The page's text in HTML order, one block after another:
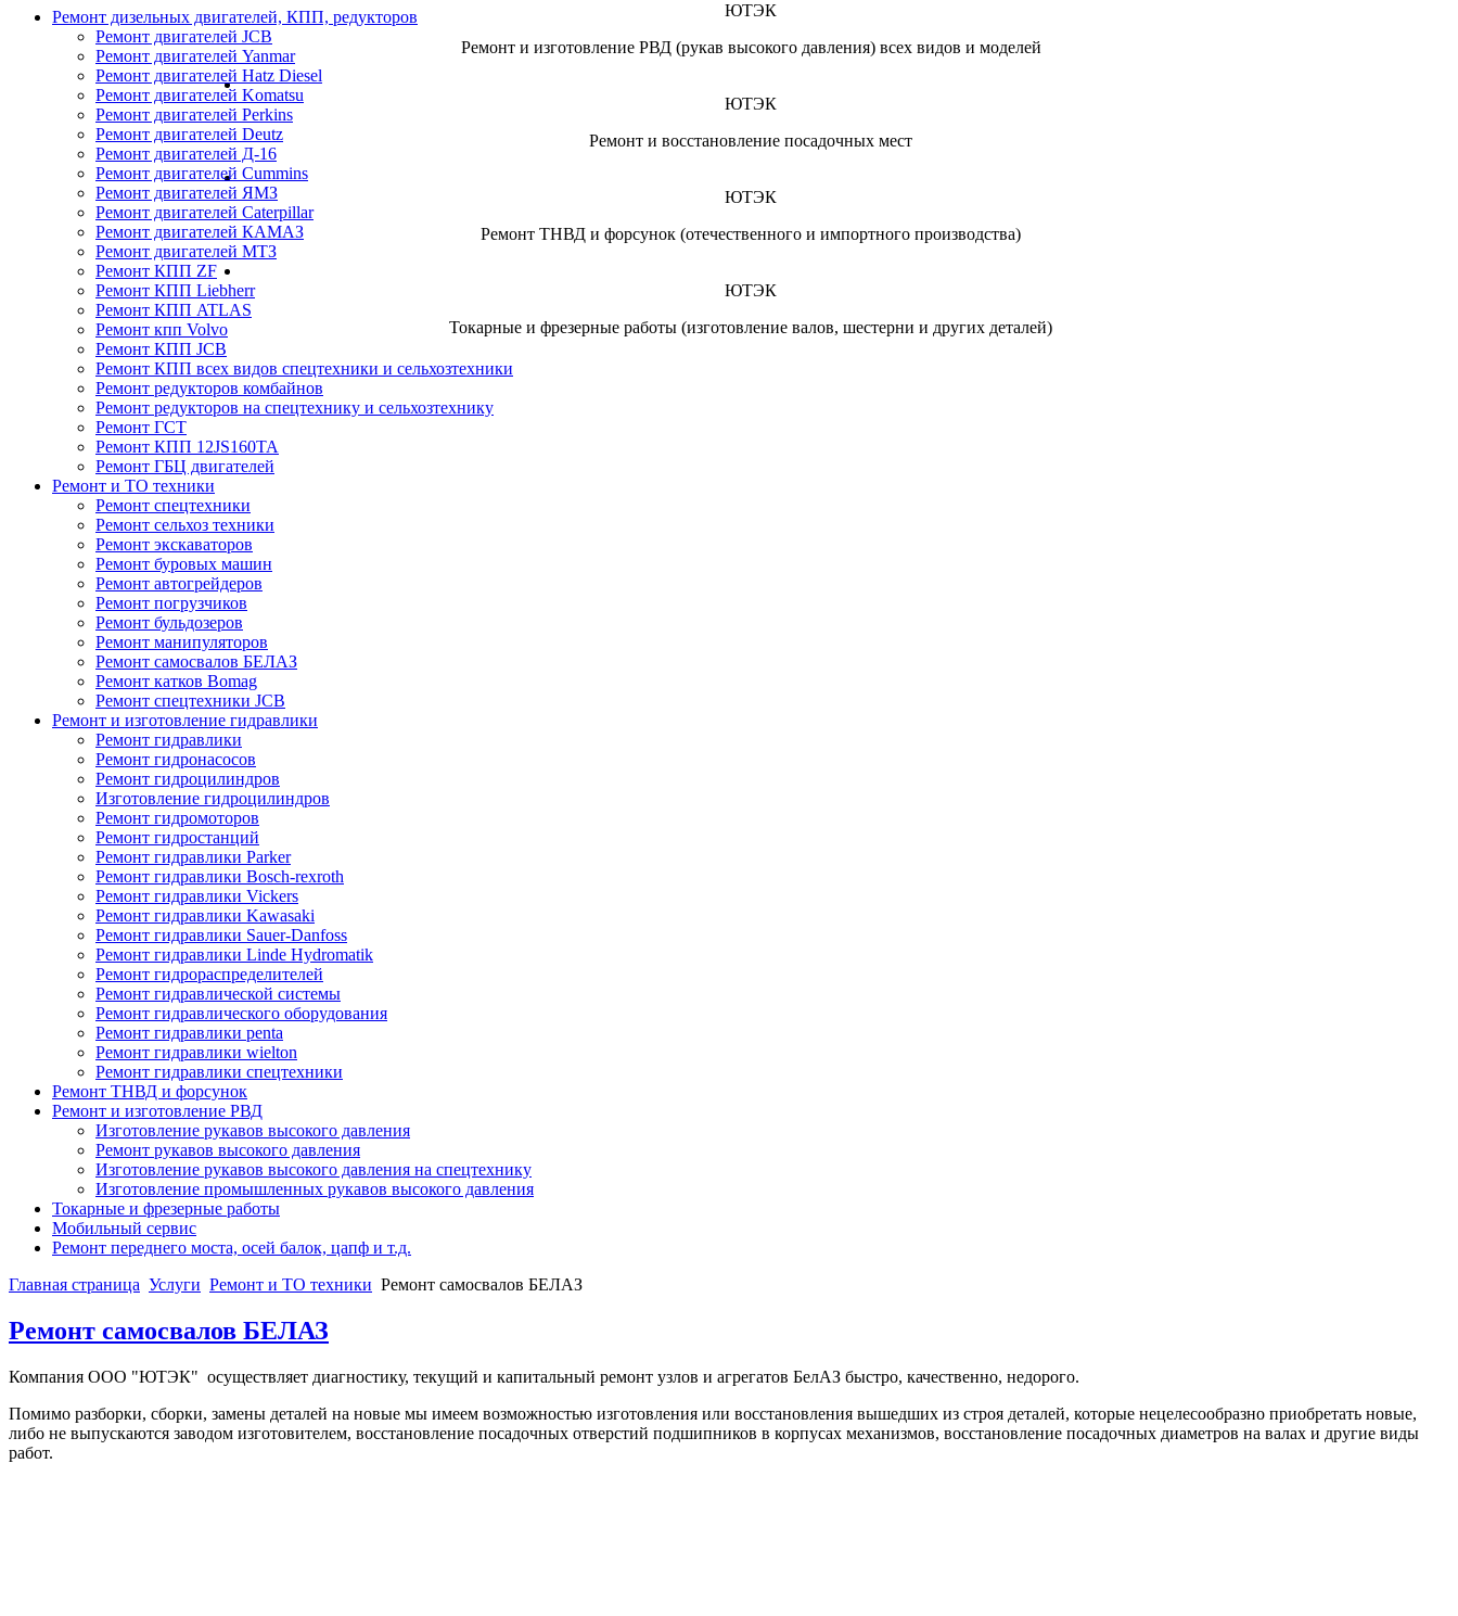
ЮТЭК
Ремонт и изготовление РВД (рукав высокого давления) всех видов и моделей
ЮТЭК
Ремонт и восстановление посадочных мест
ЮТЭК
Ремонт ТНВД и форсунок (отечественного и импортного производства)
ЮТЭК
Токарные и фрезерные работы (изготовление валов, шестерни и других деталей)
Ремонт дизельных двигателей, КПП, редукторов
Ремонт двигателей JCB
Ремонт двигателей Yanmar
Ремонт двигателей Hatz Diesel
Ремонт двигателей Komatsu
Ремонт двигателей Perkins
Ремонт двигателей Deutz
Ремонт двигателей Д-16
Ремонт двигателей Cummins
Ремонт двигателей ЯМЗ
Ремонт двигателей Caterpillar
Ремонт двигателей КАМАЗ
Ремонт двигателей МТЗ
Ремонт КПП ZF
Ремонт КПП Liebherr
Ремонт КПП ATLAS
Ремонт кпп Volvo
Ремонт КПП JСB
Ремонт КПП всех видов спецтехники и сельхозтехники
Ремонт редукторов комбайнов
Ремонт редукторов на спецтехнику и сельхозтехнику
Ремонт ГСТ
Ремонт КПП 12JS160TA
Ремонт ГБЦ двигателей
Ремонт и ТО техники
Ремонт спецтехники
Ремонт сельхоз техники
Ремонт экскаваторов
Ремонт буровых машин
Ремонт автогрейдеров
Ремонт погрузчиков
Ремонт бульдозеров
Ремонт манипуляторов
Ремонт самосвалов БЕЛАЗ
Ремонт катков Bomag
Ремонт спецтехники JCB
Ремонт и изготовление гидравлики
Ремонт гидравлики
Ремонт гидронасосов
Ремонт гидроцилиндров
Изготовление гидроцилиндров
Ремонт гидромоторов
Ремонт гидростанций
Ремонт гидравлики Parker
Ремонт гидравлики Bosch-rexroth
Ремонт гидравлики Vickers
Ремонт гидравлики Kawasaki
Ремонт гидравлики Sauer-Danfoss
Ремонт гидравлики Linde Hydromatik
Ремонт гидрораспределителей
Ремонт гидравлической системы
Ремонт гидравлического оборудования
Ремонт гидравлики penta
Ремонт гидравлики wielton
Ремонт гидравлики спецтехники
Ремонт ТНВД и форсунок
Ремонт и изготовление РВД
Изготовление рукавов высокого давления
Ремонт рукавов высокого давления
Изготовление рукавов высокого давления на спецтехнику
Изготовление промышленных рукавов высокого давления
Токарные и фрезерные работы
Мобильный сервис
Ремонт переднего моста, осей балок, цапф и т.д.
Главная страница Услуги Ремонт и ТО техники Ремонт самосвалов БЕЛАЗ
Ремонт самосвалов БЕЛАЗ
Компания ООО "ЮТЭК" осуществляет диагностику, текущий и капитальный ремонт узлов и агрегатов БелАЗ быстро, качественно, недорого.
Помимо разборки, сборки, замены деталей на новые мы имеем возможностью изготовления или восстановления вышедших из строя деталей, которые нецелесообразно приобретать новые,
либо не выпускаются заводом изготовителем, восстановление посадочных отверстий подшипников в корпусах механизмов, восстановление посадочных диаметров на валах и другие виды
работ.